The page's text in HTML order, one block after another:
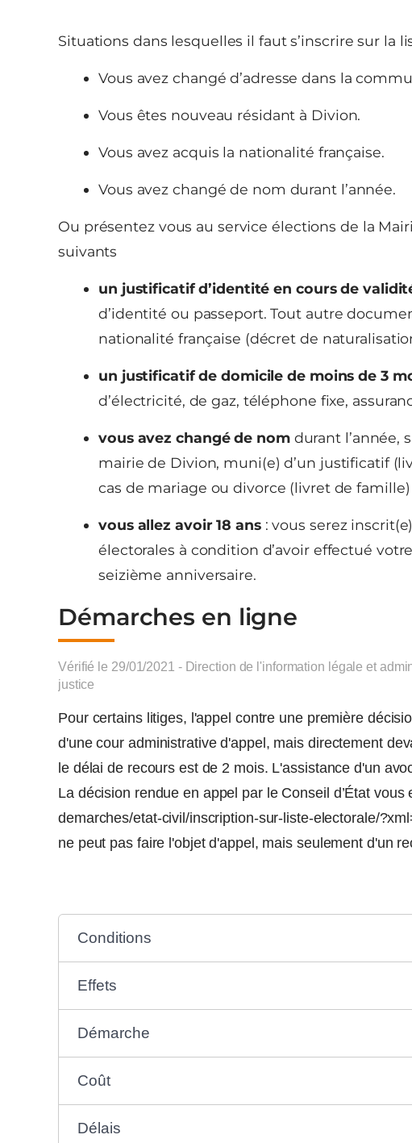
Situations dans lesquelles il faut s’inscrire sur la
Vous avez changé d’adresse dans la
Vous êtes nouveau résidant à Divion.
Vous avez acquis la nationalité française.
Vous avez changé de nom durant l’année.
Ou présentez vous au service élections de la
suivants
un justificatif d’identité en cours de
d’identité ou passeport. Tout autre
nationalité française (décret de
un justificatif de domicile de moins de 3
d’électricité, de gaz, téléphone fixe,
vous avez changé de nomdurant l’année,
mairie de Divion, muni(e) d’un justificatif
cas de mariage ou divorce (livret de famille)
vous allez avoir 18 ans: vous serez
électorales à condition d’avoir effectué
seizième anniversaire.
Démarches en ligne
Vérifié le 29/01/2021 - Direction de l'information légale et
justice
Pour certains litiges, l'appel contre une première
d'une cour administrative d'appel, mais directement
le délai de recours est de 2 mois. L'assistance d'un
La décision rendue en appel par le Conseil d’État
demarches/etat-civil/inscription-sur-liste-electorale/
ne peut pas faire l'objet d'appel, mais seulement d'un
Conditions
Effets
Démarche
Coût
Délais